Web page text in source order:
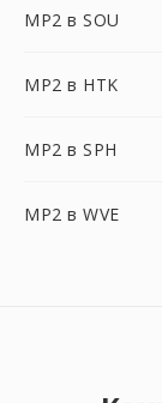
MP2 в SOU
MP2 в HTK
MP2 в SPH
MP2 в WVE